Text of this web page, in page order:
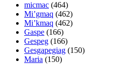
micmac (464)
Mi’gmaq (462)
Mi’kmaq (462)
Gaspe (166)
Gespeg (166)
Gesgapegiag (150)
Maria (150)